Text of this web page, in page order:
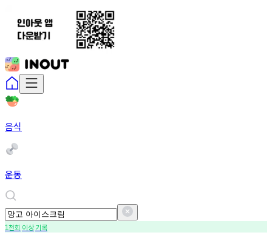
음식
운동
1천회 이상기록